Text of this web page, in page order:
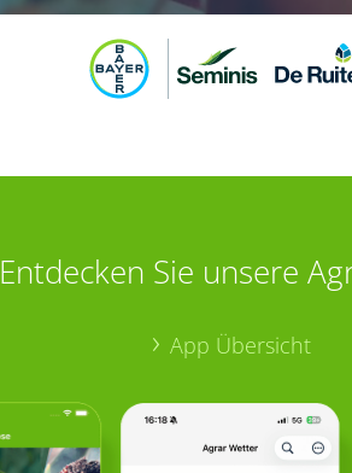
Entdecken Sie unsere
App Übersicht